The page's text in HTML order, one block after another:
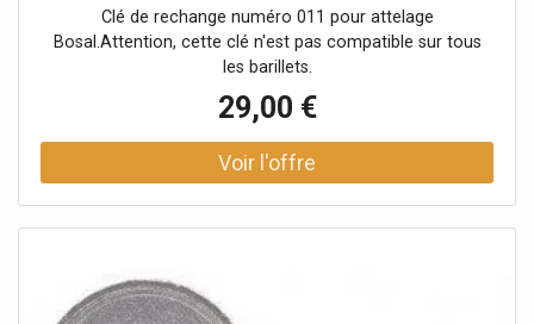
Clé de rechange numéro 011 pour attelage
Bosal.Attention, cette clé n'est pas compatible sur tous
les barillets.
29,00 €